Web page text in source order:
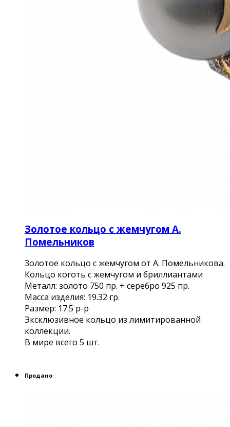
Золотое кольцо с жемчугом А.
Помельников
Золотое кольцо с жемчугом от А. Помельникова.
Кольцо коготь с жемчугом и бриллиантами
Металл: золото 750 пр. + серебро 925 пр.
Масса изделия: 19.32 гр.
Размер: 17.5 р-р
Эксклюзивное кольцо из лимитированной
коллекции.
В мире всего 5 шт.
Продано